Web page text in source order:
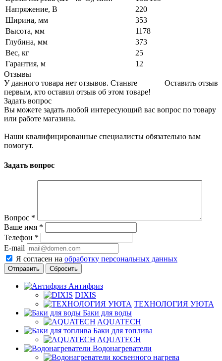
Напряжение, В
220
Ширина, мм
353
Высота, мм
1178
Глубина, мм
373
Вес, кг
25
Гарантия, м
12
Отзывы
Оставить отзыв
У данного товара нет отзывов. Станьте
первым, кто оставил отзыв об этом товаре!
Задать вопрос
Вы можете задать любой интересующий вас вопрос по товару
или работе магазина.
Наши квалифицированные специалисты обязательно вам
помогут.
Задать вопрос
Вопрос *
Ваше имя *
Телефон *
E-mail
Я согласен на обработку персональных данных
Сбросить
Антифриз
DIXIS
ТЕХНОЛОГИЯ УЮТА
Баки для воды
AQUATECH
Баки для топлива
AQUATECH
Водонагреватели